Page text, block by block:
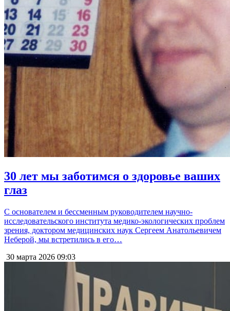
30 лет мы заботимся о здоровье ваших
глаз
С основателем и бессменным руководителем научно-
исследовательского института медико-экологических проблем
зрения, доктором медицинских наук Сергеем Анатольевичем
Неберой, мы встретились в его…
30 марта 2026 09:03